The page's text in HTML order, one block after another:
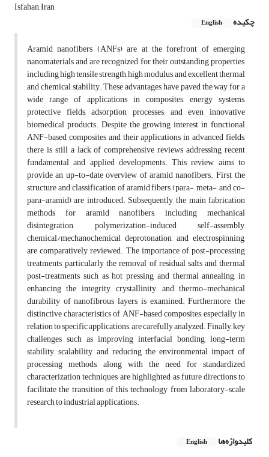
Isfahan, Iran
چکیده
English
Aramid nanofibers (ANFs) are at the forefront of emerging
nanomaterials and are recognized for their outstanding properties,
including high tensile strength, high modulus, and excellent thermal
and chemical stability. These advantages have paved the way for a
wide range of applications in composites, energy systems,
protective fields, adsorption processes, and even innovative
biomedical products. Despite the growing interest in functional
ANF-based composites and their applications in advanced fields,
there is still a lack of comprehensive reviews addressing recent
fundamental and applied developments. This review aims to
provide an up-to-date overview of aramid nanofibers. First, the
structure and classification of aramid fibers (para-, meta-, and co-
para-aramid) are introduced. Subsequently, the main fabrication
methods for aramid nanofibers, including mechanical
disintegration, polymerization-induced self-assembly,
chemical/mechanochemical deprotonation, and electrospinning,
are comparatively reviewed. The importance of post-processing
treatments, particularly the removal of residual salts and thermal
post-treatments such as hot pressing and thermal annealing, in
enhancing the integrity, crystallinity, and thermo-mechanical
durability of nanofibrous layers is examined. Furthermore, the
distinctive characteristics of ANF-based composites, especially in
relation to specific applications, are carefully analyzed. Finally, key
challenges such as improving interfacial bonding, long-term
stability, scalability, and reducing the environmental impact of
processing methods, along with the need for standardized
characterization techniques, are highlighted as future directions to
facilitate the transition of this technology from laboratory-scale
research to industrial applications.
کلیدواژه‌ها English